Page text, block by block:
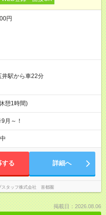
円
井駅から車22分
憩1時間)
～！
する 詳細へ
スタッフ株式会社 首都圏
掲載日：2026.08.06